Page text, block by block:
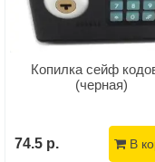
Копилка сейф
(черная)
74.5 р. В